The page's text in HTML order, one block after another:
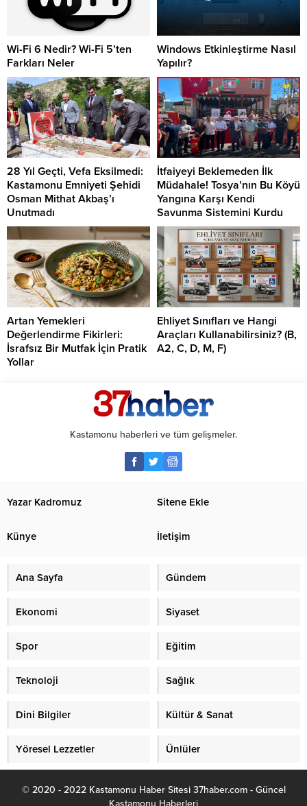
Wi-Fi 6 Nedir? Wi-Fi 5’ten
Farkları Neler
Windows Etkinleştirme Nasıl
Yapılır?
28 Yıl Geçti, Vefa Eksilmedi:
Kastamonu Emniyeti Şehidi
Osman Mithat Akbaş’ı
Unutmadı
İtfaiyeyi Beklemeden İlk
Müdahale! Tosya’nın Bu Köyü
Yangına Karşı Kendi
Savunma Sistemini Kurdu
Artan Yemekleri
Değerlendirme Fikirleri:
İsrafsız Bir Mutfak İçin Pratik
Yollar
Ehliyet Sınıfları ve Hangi
Araçları Kullanabilirsiniz? (B,
A2, C, D, M, F)
Kastamonu haberleri ve tüm gelişmeler.
Yazar Kadromuz Sitene Ekle
Künye İletişim
Ana Sayfa Gündem
Ekonomi Siyaset
Spor Eğitim
Teknoloji Sağlık
Dini Bilgiler Kültür & Sanat
Yöresel Lezzetler Ünlüler
© 2020 - 2022 Kastamonu Haber Sitesi 37haber.com - Güncel
Kastamonu Haberleri